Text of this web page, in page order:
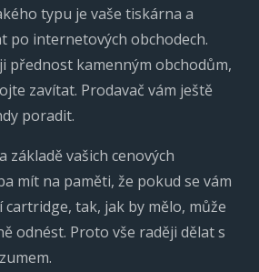
typu je vaše tiskárna a
po internetových obchodech.
přednost kamenným obchodům,
zavítat. Prodavač vám ještě
poradit.
základě vašich cenových
mít na paměti, že pokud se vám
tak, jak by mělo, může
odnést. Proto vše raději dělat s